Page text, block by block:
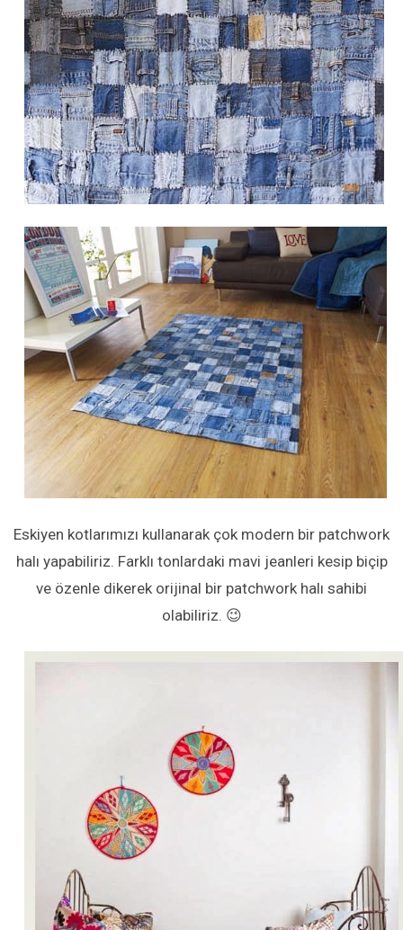
Eskiyen kotlarımızı kullanarak çok modern bir patchwork
halı yapabiliriz. Farklı tonlardaki mavi jeanleri kesip biçip
ve özenle dikerek orijinal bir patchwork halı sahibi
olabiliriz. 😉